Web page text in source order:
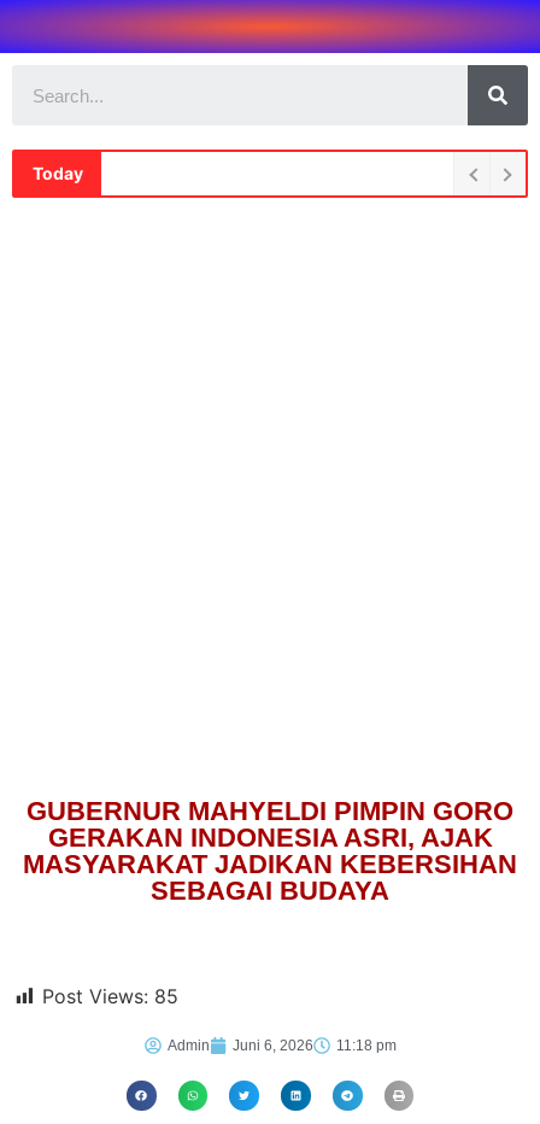
Today
GUBERNUR MAHYELDI PIMPIN GORO
GERAKAN INDONESIA ASRI, AJAK
MASYARAKAT JADIKAN KEBERSIHAN
SEBAGAI BUDAYA
Post Views: 85
Admin Juni 6, 2026 11:18 pm